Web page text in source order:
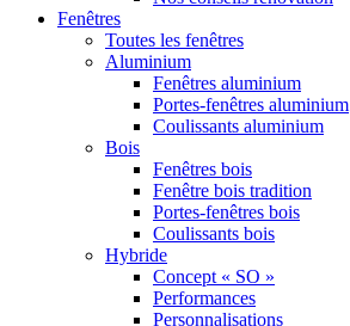
Fenêtres
Toutes les fenêtres
Aluminium
Fenêtres aluminium
Portes-fenêtres aluminium
Coulissants aluminium
Bois
Fenêtres bois
Fenêtre bois tradition
Portes-fenêtres bois
Coulissants bois
Hybride
Concept « SO »
Performances
Personnalisations